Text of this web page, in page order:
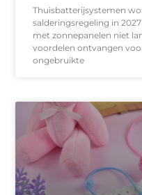
Thuisbatterijsystemen
salderingsregeling in
met zonnepanelen niet
voordelen ontvangen
ongebruikte